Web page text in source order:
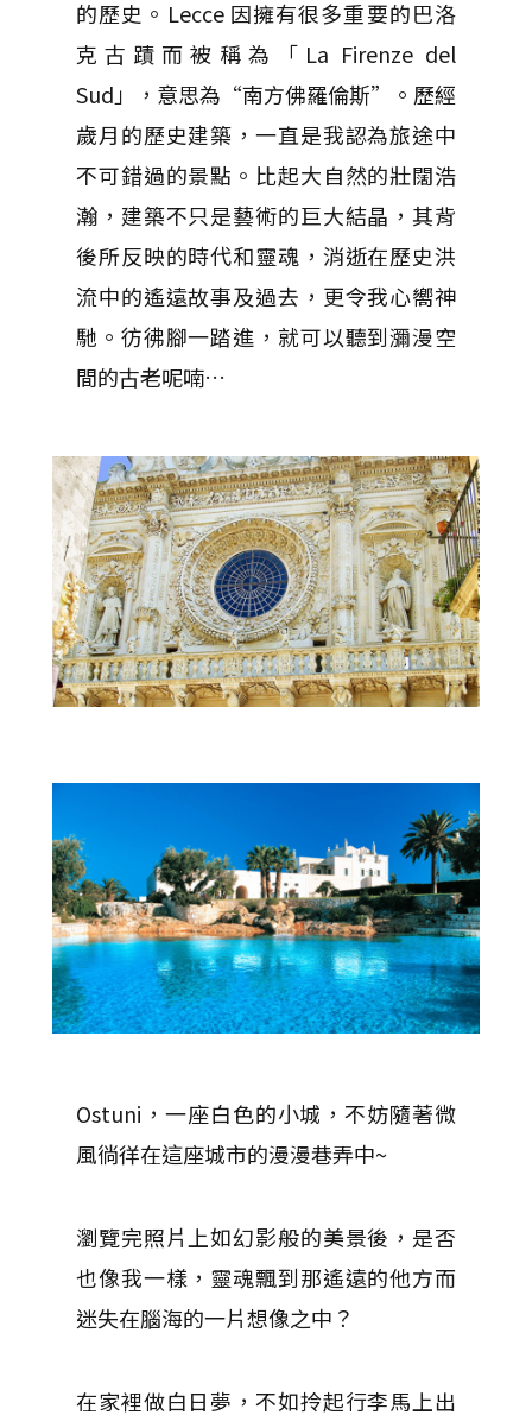
的歷史。Lecce 因擁有很多重要的巴洛
克古蹟而被稱為「La Firenze del
Sud」，意思為“南方佛羅倫斯”。歷經
歲月的歷史建築，一直是我認為旅途中
不可錯過的景點。比起大自然的壯闊浩
瀚，建築不只是藝術的巨大結晶，其背
後所反映的時代和靈魂，消逝在歷史洪
流中的遙遠故事及過去，更令我心嚮神
馳。彷彿腳一踏進，就可以聽到瀰漫空
間的古老呢喃…
Ostuni，一座白色的小城，不妨隨著微
風徜徉在這座城市的漫漫巷弄中~
瀏覽完照片上如幻影般的美景後，是否
也像我一樣，靈魂飄到那遙遠的他方而
迷失在腦海的一片想像之中？
在家裡做白日夢，不如拎起行李馬上出